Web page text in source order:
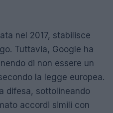
nel 2017, stabilisce
Tuttavia, Google ha
di non essere un
la legge europea.
difesa, sottolineando
accordi simili con